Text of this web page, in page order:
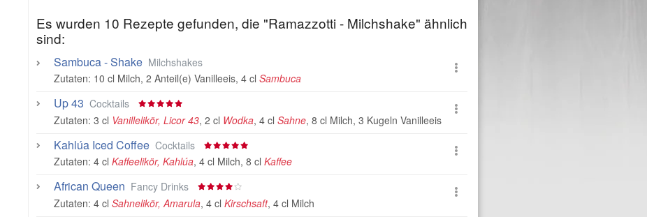
Es wurden 10 Rezepte gefunden, die "Ramazzotti - Milchshake" ähnlich
sind:
Sambuca - Shake Milchshakes
Zutaten: 10 cl Milch, 2 Anteil(e) Vanilleeis, 4 cl Sambuca
Up 43 Cocktails
Zutaten: 3 cl Vanillelikör, Licor 43, 2 cl Wodka, 4 cl Sahne, 8 cl Milch, 3 Kugeln Vanilleeis
Kahlúa Iced Coffee Cocktails
Zutaten: 4 cl Kaffeelikör, Kahlúa, 4 cl Milch, 8 cl Kaffee
African Queen Fancy Drinks
Zutaten: 4 cl Sahnelikör, Amarula, 4 cl Kirschsaft, 4 cl Milch